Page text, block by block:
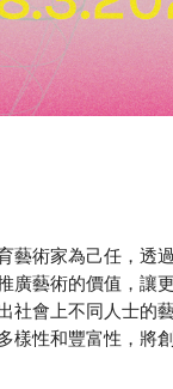
藝術家為己任， 透
廣藝術的價值， 讓
社會上不同人士的
樣性和豐富性， 將